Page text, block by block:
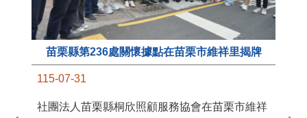
苗栗縣第236處關懷據點在苗栗市維祥里揭牌
115-07-31
社團法人苗栗縣桐欣照顧服務協會在苗栗市維祥